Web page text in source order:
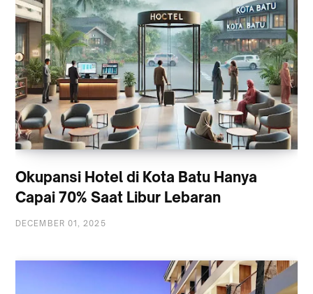
Okupansi Hotel di Kota Batu Hanya
Capai 70% Saat Libur Lebaran
DECEMBER 01, 2025